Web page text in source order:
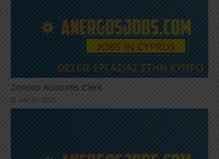
Ζητείται Accounts Clerk
July 17, 2026